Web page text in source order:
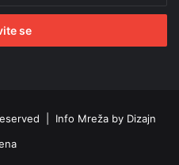
| Info Mreža by Dizajn